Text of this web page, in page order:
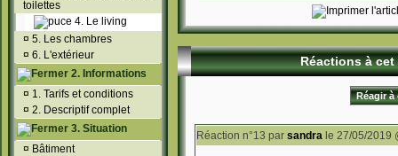
toilettes
4. Le living
¤ 5. Les chambres
¤ 6. L'extérieur
2. Informations
¤ 1. Tarifs et conditions
¤ 2. Descriptif complet
3. Situation
¤ Bâtiment
Réactions à cet
Réagir à
Réaction n°13 par sandra le 27/05/2019